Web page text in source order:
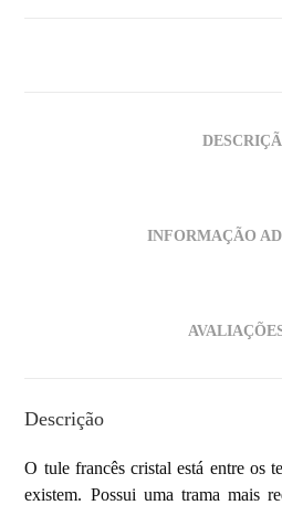
INFORMAÇÃO
Descrição
O tule francês cristal está entre os
existem. Possui uma trama mais